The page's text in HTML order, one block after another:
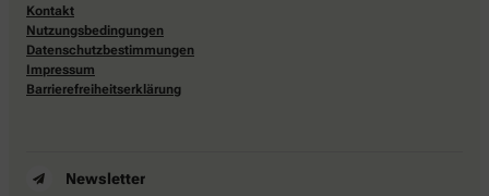
Kontakt
Nutzungsbedingungen
Datenschutzbestimmungen
Impressum
Barrierefreiheitserklärung
Newsletter